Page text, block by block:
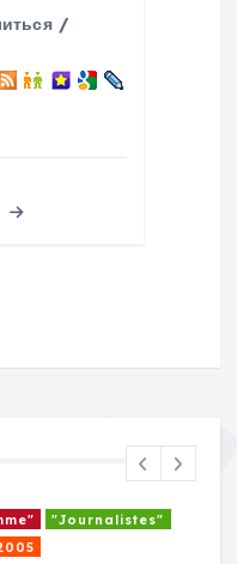
/
"Journalistes"